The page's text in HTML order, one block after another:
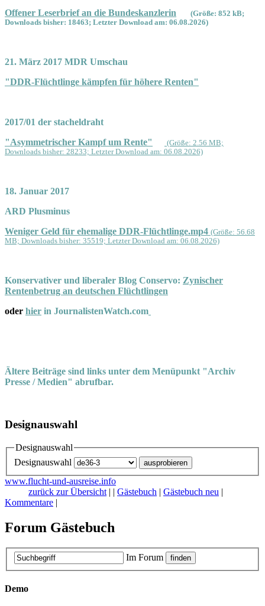
Offener Leserbrief an die Bundeskanzlerin
(Größe: 852 kB;
Downloads bisher: 18463; Letzter Download am: 06.08.2026)
21. März 2017 MDR Umschau
"DDR-Flüchtlinge kämpfen für höhere Renten"
2017/01 der stacheldraht
"Asymmetrischer Kampf um Rente"
(Größe: 2.56 MB;
Downloads bisher: 28233; Letzter Download am: 06.08.2026)
18. Januar 2017
ARD Plusminus
Weniger Geld für ehemalige DDR-Flüchtlinge.mp4 (Größe: 56.68
MB; Downloads bisher: 35519; Letzter Download am: 06.08.2026)
Konservativer und liberaler Blog Conservo: Zynischer
Rentenbetrug an deutschen Flüchtlingen
oder hier in JournalistenWatch.com
Ältere Beiträge sind links unter dem Menüpunkt "Archiv
Presse / Medien" abrufbar.
Designauswahl
Designauswahl
Designauswahl
www.flucht-und-ausreise.info
zurück zur Übersicht | | Gästebuch | Gästebuch neu |
Kommentare |
Forum Gästebuch
Im Forum
Demo